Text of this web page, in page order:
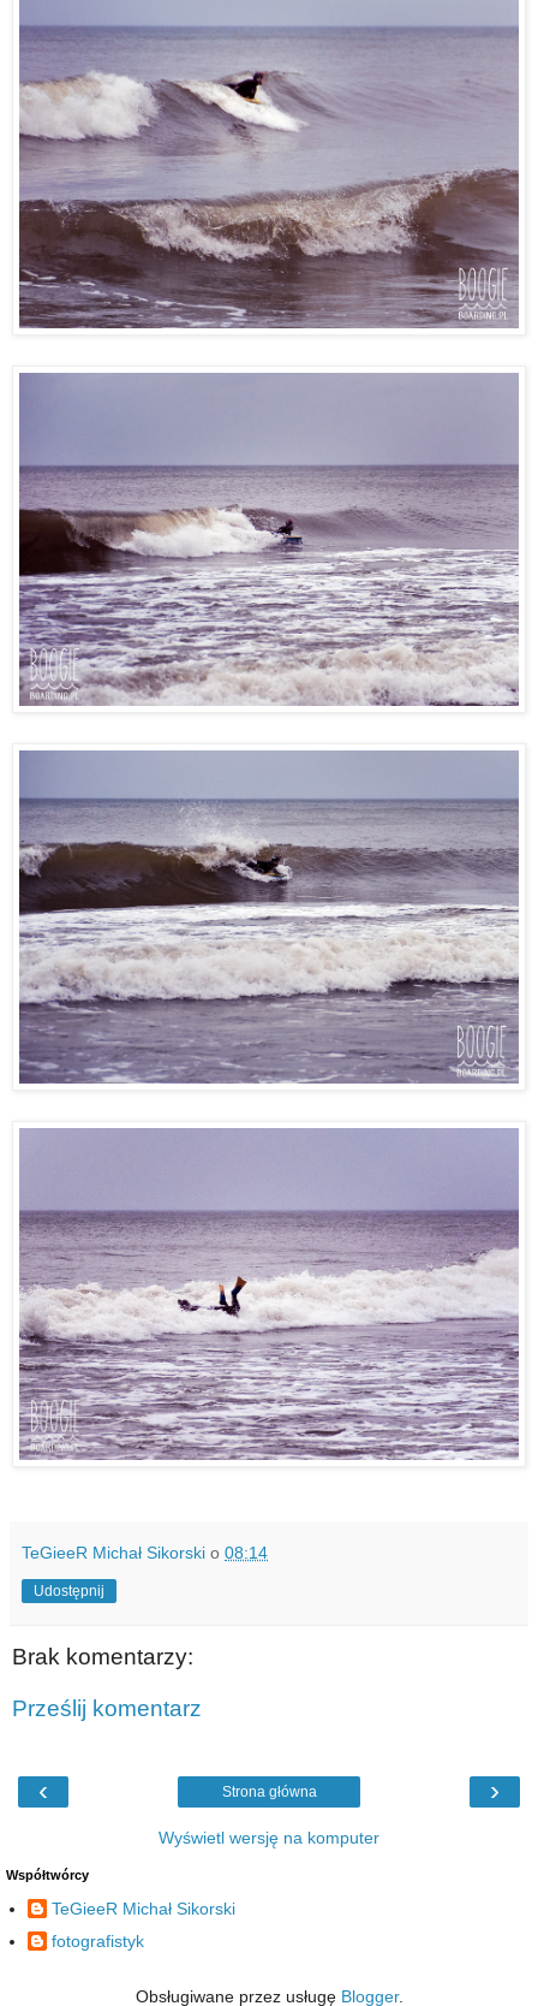
TeGieeR Michał Sikorski o 08:14
Udostępnij
Brak komentarzy:
Prześlij komentarz
‹ ›
Strona główna
Wyświetl wersję na komputer
Współtwórcy
TeGieeR Michał Sikorski
fotografistyk
Obsługiwane przez usługę Blogger.